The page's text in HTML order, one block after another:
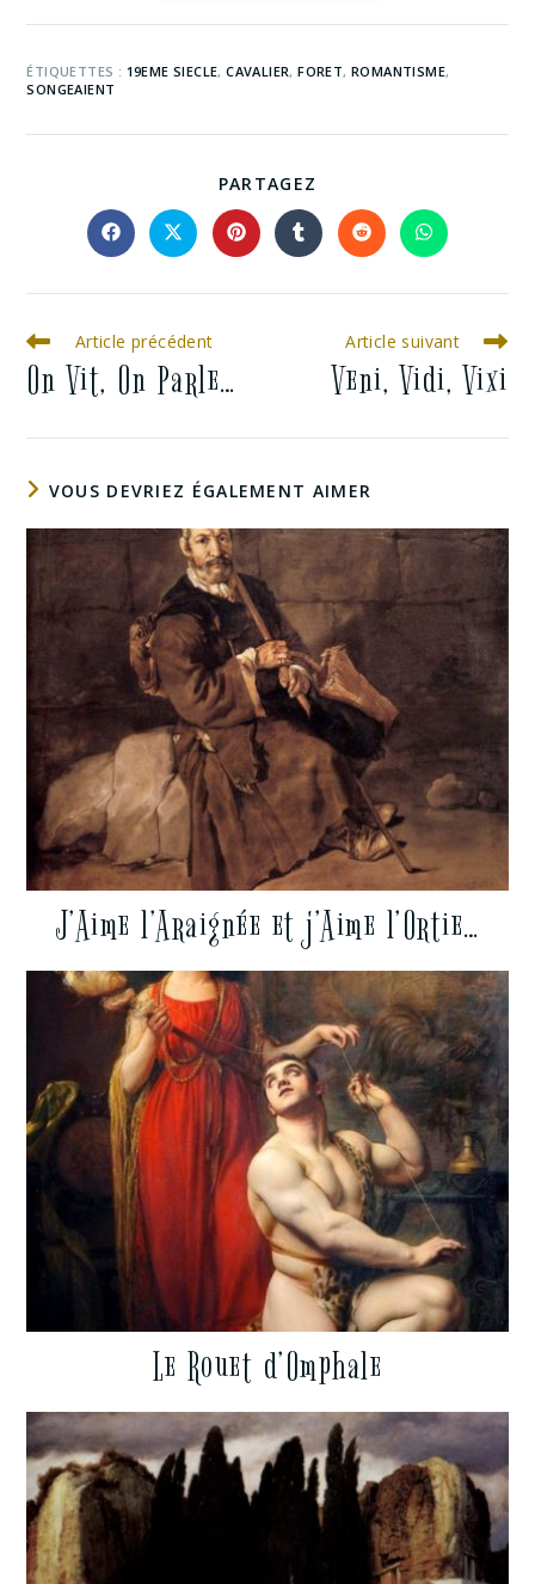
ÉTIQUETTES : 19EME SIECLE, CAVALIER, FORET, ROMANTISME,
SONGEAIENT
PARTAGEZ
Article précédent
On Vit, On Parle…
Article suivant
Veni, Vidi, Vixi
VOUS DEVRIEZ ÉGALEMENT AIMER
J’Aime l’Araignée et j’Aime l’Ortie…
Le Rouet d’Omphale